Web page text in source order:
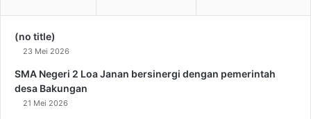
(no title)
23 Mei 2026
SMA Negeri 2 Loa Janan bersinergi dengan pemerintah
desa Bakungan
21 Mei 2026